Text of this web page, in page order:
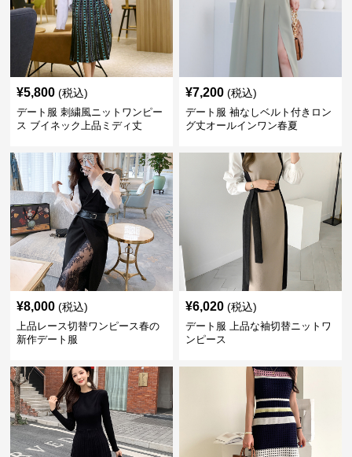
¥5,800 (税込)
デート服 刺繍風ニットワンピー
ス ブイネック上品ミディ丈
¥7,200 (税込)
デート服 袖なしベルト付きロン
グ丈オールインワン春夏
¥8,000 (税込)
上品レース切替ワンピース春の
新作デート服
¥6,020 (税込)
デート服 上品な袖切替ニットワ
ンピース